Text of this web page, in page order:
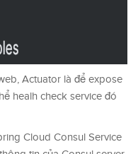
Actuator là để expose
healh check service đó
Cloud Consul Service